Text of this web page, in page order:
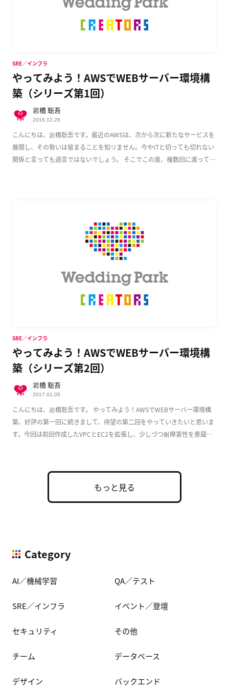
やってみよう！AWSでWEBサーバー環境構
築（シリーズ第1回）
こんにちは、岩橋聡吾です。最近のAWSは、次から次に新たなサービスを
展開し、その勢いは留まることを知リません。今やITと切っても切れない
関係と言っても過言ではないでしょう。 そこでこの度、複数回に渡って
SRE／インフラ
岩橋 聡吾
2016.12.26
やってみよう！AWSでWEBサーバー環境構
築（シリーズ第2回）
こんにちは、岩橋聡吾です。 やってみよう！AWSでWEBサーバー環境構
築、好評の第一回に続きまして、待望の第二回をやっていきたいと思いま
す。今回は前回作成したVPCとEC2を拡張し、少しづつ耐障害性を意識し
SRE／インフラ
岩橋 聡吾
2017.01.05
もっと見る
Category
AI／機械学習 QA／テスト
SRE／インフラ イベント／登壇
セキュリティ その他
チーム データベース
デザイン バックエンド